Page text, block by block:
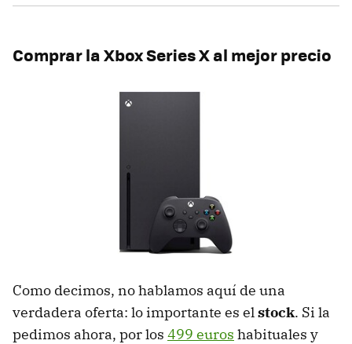
Comprar la Xbox Series X al mejor precio
Como decimos, no hablamos aquí de una
verdadera oferta: lo importante es elstock. Si la
pedimos ahora, por los 499 euros habituales y